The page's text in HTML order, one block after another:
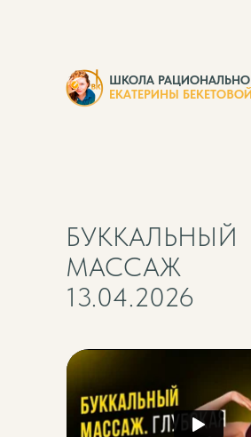
БУККАЛЬНЫЙ
МАССАЖ
13.04.2026
ШКОЛА
ЕКАТЕРИНЫ БЕКЕТОВОЙ